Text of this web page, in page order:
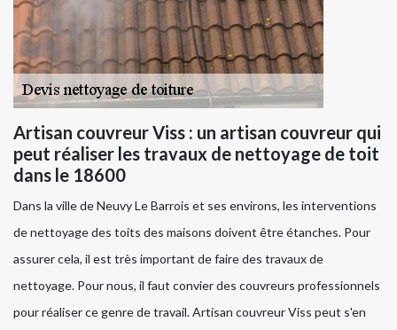
Artisan couvreur Viss : un artisan couvreur qui
peut réaliser les travaux de nettoyage de toit
dans le 18600
Dans la ville de Neuvy Le Barrois et ses environs, les interventions
de nettoyage des toits des maisons doivent être étanches. Pour
assurer cela, il est très important de faire des travaux de
nettoyage. Pour nous, il faut convier des couvreurs professionnels
pour réaliser ce genre de travail. Artisan couvreur Viss peut s'en